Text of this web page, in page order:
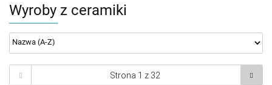
Wyroby z ceramiki